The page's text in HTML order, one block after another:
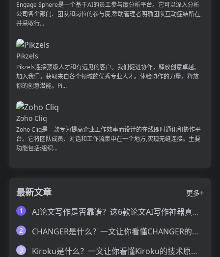
Engage Sphere是一个基于AI的员工参与度分析平台。它可以深入分析
公司各个部门、团队和岗位的参与度,帮助管理者明确团队互动症结所在,
并采取行...
Pikzels
Pikzels连接顶级人才和有远见的客户。我们促进协作，释放创意卓越。
加入我们，获取来自各个领域的优秀专业人才。体验协作的力量，释放
你的创意潜能。Pi...
Zoho Cliq
Zoho Cliq是一款专为提高企业工作效率而设计的在线即时通讯和协作平
台。它将团队成员、对话和工作流集中在一个地方,实现无缝连接。主要
功能包括:组织...
最新文章
更多+
1
AI论文写作是否靠谱？这6款论文AI写作神器真的可以让你效率翻倍
2 CHANGER是什么？一文让你看懂CHANGER的技术原理、主要功能、应用场景
3 Kiroku是什么？一文让你看懂Kiroku的技术原理、主要功能、应用场景